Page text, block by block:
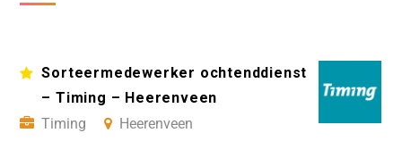
Sorteermedewerker ochtenddienst
– Timing – Heerenveen
Timing
Heerenveen